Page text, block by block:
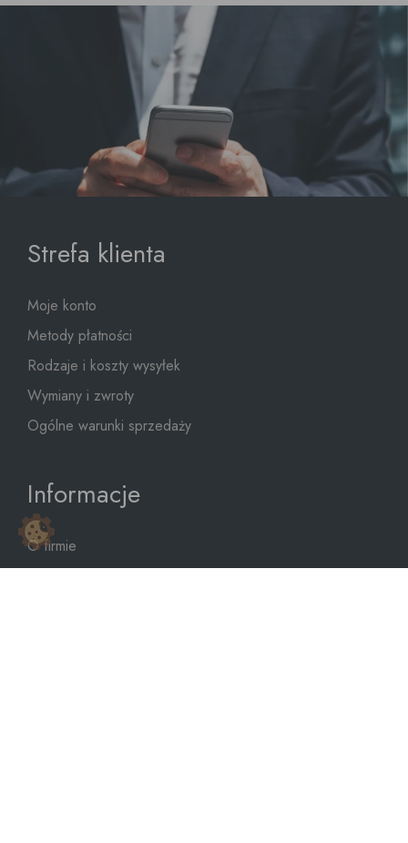
Strefa klienta
Moje konto
Metody płatności
Rodzaje i koszty wysyłek
Wymiany i zwroty
Ogólne warunki sprzedaży
Informacje
O firmie
Regulamin sklepu